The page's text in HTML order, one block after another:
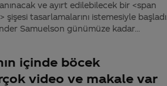
ve ayırt edilebilecek bir <span
tasarlamalarını istemesiyle başladı.
Samuelson günümüze kadar...
içinde böcek
video ve makale var